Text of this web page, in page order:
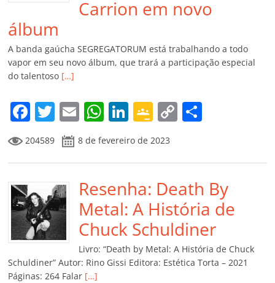
Carrion em novo
álbum
A banda gaúcha SEGREGATORUM está trabalhando a todo
vapor em seu novo álbum, que trará a participação especial
do talentoso […]
F
a
c
e
b
o
o
k
T
w
itt
er
E
m
ai
l
W
at
s
A
p
p
Li
k
e
dI
n
G
o
o
gl
e
Cl
a
ss
ro
C
y
Li
n
k
p
ar
til
h
ar
204589 8 de fevereiro de 2023
Resenha: Death By
Metal: A História de
Chuck Schuldiner
Livro: “Death by Metal: A História de Chuck
Schuldiner” Autor: Rino Gissi Editora: Estética Torta – 2021
Páginas: 264 Falar […]